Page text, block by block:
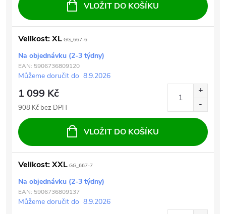
VLOŽIT DO KOŠÍKU
Velikost: XL GG_667-6
Na objednávku (2-3 týdny)
EAN: 5906736809120
Můžeme doručit do 8.9.2026
1 099 Kč
908 Kč bez DPH
VLOŽIT DO KOŠÍKU
Velikost: XXL GG_667-7
Na objednávku (2-3 týdny)
EAN: 5906736809137
Můžeme doručit do 8.9.2026